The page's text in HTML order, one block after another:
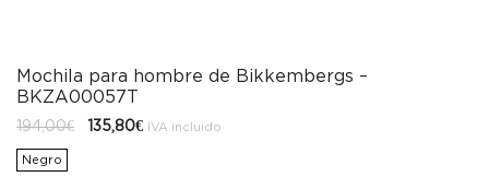
Mochila para hombre de Bikkembergs –
BKZA00057T
194,00€
El
precio
135,80€ElIVA incluido
Negro